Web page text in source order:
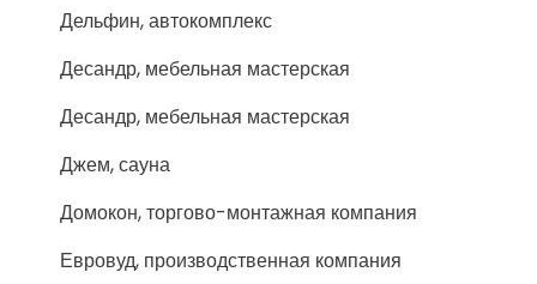
Дельфин, автокомплекс
Десандр, мебельная мастерская
Десандр, мебельная мастерская
Джем, сауна
Домокон, торгово-монтажная компания
Евровуд, производственная компания